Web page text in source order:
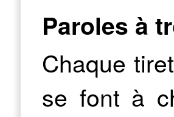
Paroles à
Chaque
se font à